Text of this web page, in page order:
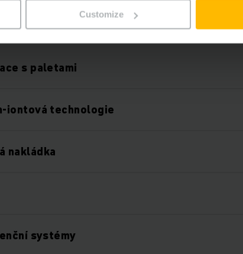
Customize
Vlastnosti
s paletami
iontová technologie
nakládka
systémy